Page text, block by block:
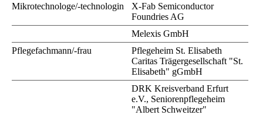
Mikrotechnologe/-technologin
X-Fab Semiconductor
Foundries AG
Melexis GmbH
Pflegefachmann/-frau
Pflegeheim St. Elisabeth
Caritas Trägergesellschaft "St.
Elisabeth" gGmbH
DRK Kreisverband Erfurt
e.V., Seniorenpflegeheim
"Albert Schweitzer"